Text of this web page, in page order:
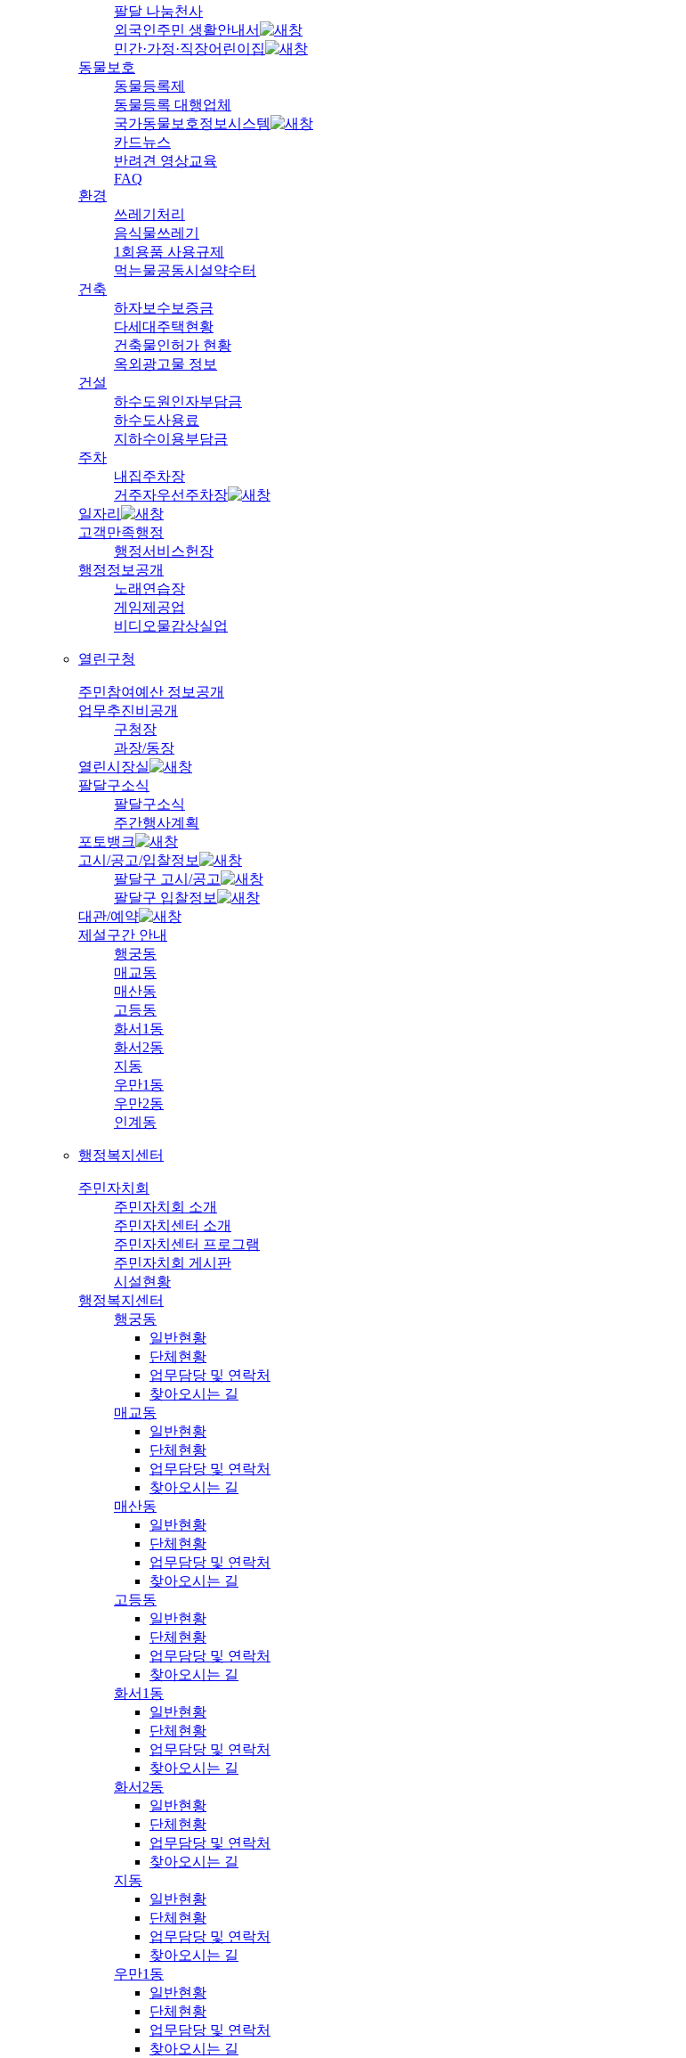
팔달 나눔천사
외국인주민 생활안내서
민간·가정·직장어린이집
동물보호
동물등록제
동물등록 대행업체
국가동물보호정보시스템
카드뉴스
반려견 영상교육
FAQ
환경
쓰레기처리
음식물쓰레기
1회용품 사용규제
먹는물공동시설약수터
건축
하자보수보증금
다세대주택현황
건축물인허가 현황
옥외광고물 정보
건설
하수도원인자부담금
하수도사용료
지하수이용부담금
주차
내집주차장
거주자우선주차장
일자리
고객만족행정
행정서비스헌장
행정정보공개
노래연습장
게임제공업
비디오물감상실업
열린구청
주민참여예산 정보공개
업무추진비공개
구청장
과장/동장
열린시장실
팔달구소식
팔달구소식
주간행사계획
포토뱅크
고시/공고/입찰정보
팔달구 고시/공고
팔달구 입찰정보
대관/예약
제설구간 안내
행궁동
매교동
매산동
고등동
화서1동
화서2동
지동
우만1동
우만2동
인계동
행정복지센터
주민자치회
주민자치회 소개
주민자치센터 소개
주민자치센터 프로그램
주민자치회 게시판
시설현황
행정복지센터
행궁동
일반현황
단체현황
업무담당 및 연락처
찾아오시는 길
매교동
일반현황
단체현황
업무담당 및 연락처
찾아오시는 길
매산동
일반현황
단체현황
업무담당 및 연락처
찾아오시는 길
고등동
일반현황
단체현황
업무담당 및 연락처
찾아오시는 길
화서1동
일반현황
단체현황
업무담당 및 연락처
찾아오시는 길
화서2동
일반현황
단체현황
업무담당 및 연락처
찾아오시는 길
지동
일반현황
단체현황
업무담당 및 연락처
찾아오시는 길
우만1동
일반현황
단체현황
업무담당 및 연락처
찾아오시는 길